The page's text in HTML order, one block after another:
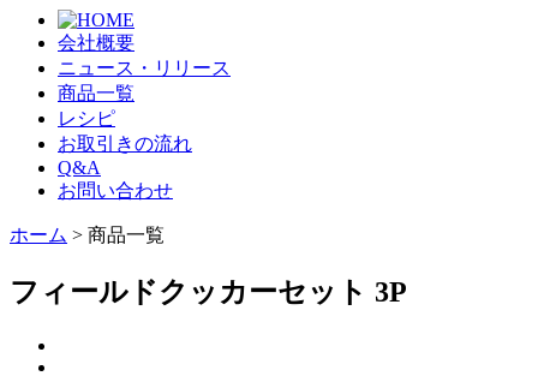
会社概要
ニュース・リリース
商品一覧
レシピ
お取引きの流れ
Q&A
お問い合わせ
ホーム > 商品一覧
フィールドクッカーセット 3P